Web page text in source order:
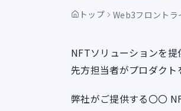
トップ Web3フロントラ
NFTソリューションを提
先方担当者がプロダ
弊社がご提供する〇〇